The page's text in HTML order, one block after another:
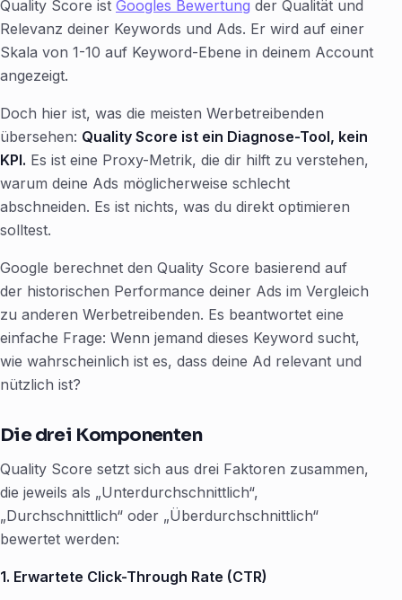
Quality Score ist Googles Bewertung der Qualität und
Relevanz deiner Keywords und Ads. Er wird auf einer
Skala von 1-10 auf Keyword-Ebene in deinem Account
angezeigt.
Doch hier ist, was die meisten Werbetreibenden
übersehen: Quality Score ist ein Diagnose-Tool, kein
KPI. Es ist eine Proxy-Metrik, die dir hilft zu verstehen,
warum deine Ads möglicherweise schlecht
abschneiden. Es ist nichts, was du direkt optimieren
solltest.
Google berechnet den Quality Score basierend auf
der historischen Performance deiner Ads im Vergleich
zu anderen Werbetreibenden. Es beantwortet eine
einfache Frage: Wenn jemand dieses Keyword sucht,
wie wahrscheinlich ist es, dass deine Ad relevant und
nützlich ist?
Die drei Komponenten
Quality Score setzt sich aus drei Faktoren zusammen,
die jeweils als „Unterdurchschnittlich“,
„Durchschnittlich“ oder „Überdurchschnittlich“
bewertet werden:
1. Erwartete Click-Through Rate (CTR)